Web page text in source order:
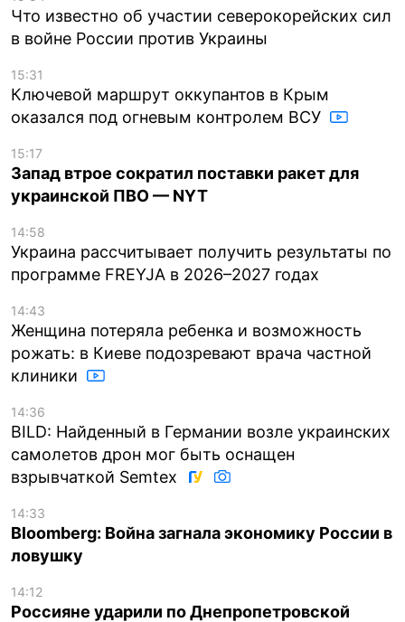
Что известно об участии северокорейских сил
в войне России против Украины
15:31
Ключевой маршрут оккупантов в Крым
оказался под огневым контролем ВСУ
15:17
Запад втрое сократил поставки ракет для
украинской ПВО — NYT
14:58
Украина рассчитывает получить результаты по
программе FREYJA в 2026–2027 годах
14:43
Женщина потеряла ребенка и возможность
рожать: в Киеве подозревают врача частной
клиники
14:36
BILD: Найденный в Германии возле украинских
самолетов дрон мог быть оснащен
взрывчаткой Semtex
14:33
Bloomberg: Война загнала экономику России в
ловушку
14:12
Россияне ударили по Днепропетровской